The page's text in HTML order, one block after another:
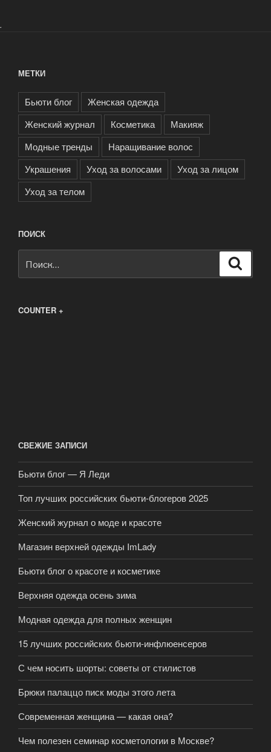
.
МЕТКИ
Бьюти блог
Женская одежда
Женский журнал
Косметика
Макияж
Модные тренды
Наращивание волос
Украшения
Уход за волосами
Уход за лицом
Уход за телом
ПОИСК
COUNTER +
СВЕЖИЕ ЗАПИСИ
Бьюти блог — Я Леди
Топ лучших российских бьюти-блогеров 2025
Женский журнал о моде и красоте
Магазин верхней одежды ImLady
Бьюти блог о красоте и косметике
Верхняя одежда осень зима
Модная одежда для полных женщин
15 лучших российских бьюти-инфлюенсеров
С чем носить шорты: советы от стилистов
Брюки палаццо писк моды этого лета
Современная женщина — какая она?
Чем полезен семинар косметологии в Москве?